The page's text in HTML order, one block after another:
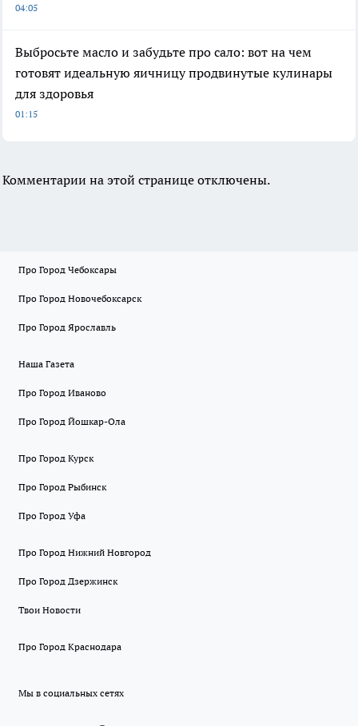
04:05
Выбросьте масло и забудьте про сало: вот на чем
готовят идеальную яичницу продвинутые кулинары
для здоровья
01:15
Комментарии на этой странице отключены.
Про Город Чебоксары
Про Город Новочебоксарск
Про Город Ярославль
Наша Газета
Про Город Иваново
Про Город Йошкар-Ола
Про Город Курск
Про Город Рыбинск
Про Город Уфа
Про Город Нижний Новгород
Про Город Дзержинск
Твои Новости
Про Город Краснодара
Мы в социальных сетях